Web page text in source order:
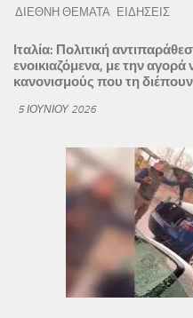
ΔΙΕΘΝΗ ΘΕΜΑΤΑ ΕΙΔΗΣΕΙΣ
Ιταλία: Πολιτική
ενοικιαζόμενα, με την
κανονισμούς που τη διέπουν
5 ΙΟΥΝΊΟΥ 2026